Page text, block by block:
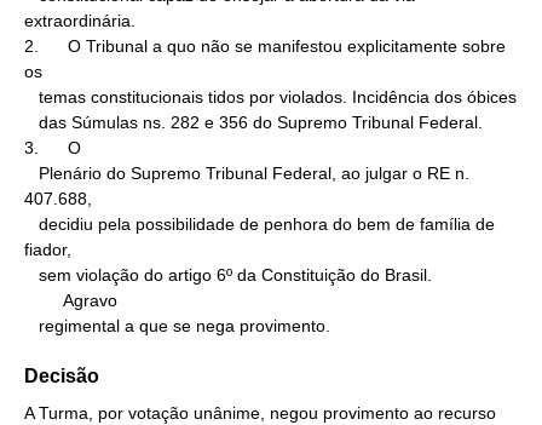
extraordinária.
2.      O Tribunal a quo não se manifestou explicitamente sobre
os
3.      O
407.688,
fiador,
   regimental a que se nega provimento.
Decisão
A Turma, por votação unânime, negou provimento ao recurso